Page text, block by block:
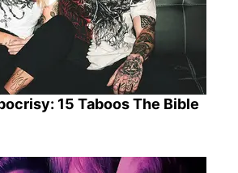
15 Taboos The Bible